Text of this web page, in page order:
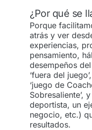
¿Por qué se
Porque
atrás y ver
experiencias,
pensamiento,
desempeños
‘fuera del
‘juego de
Sobresaliente’,
deportista, un
negocio, etc.)
resultados.